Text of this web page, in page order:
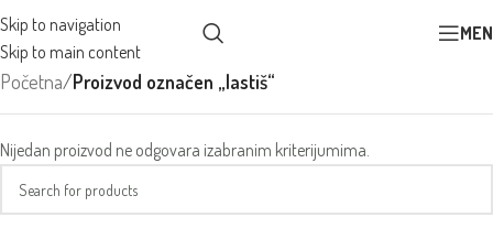
Skip to navigation
Skip to main content
Početna/Proizvod označen „lastiš“
Nijedan proizvod ne odgovara izabranim kriterijumima.